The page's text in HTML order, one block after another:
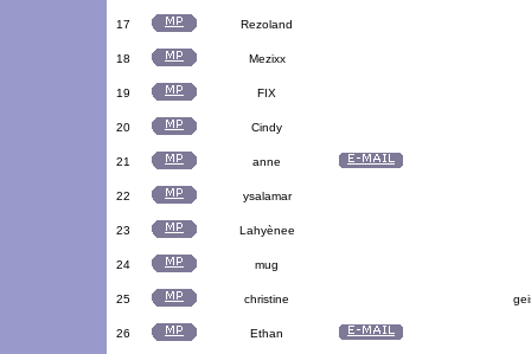
17 Rezoland
18 Mezixx
19 FIX
20 Cindy
21 anne
22 ysalamar
23 Lahyènee
24 mug
25 christine
26 Ethan